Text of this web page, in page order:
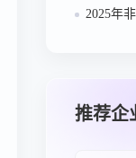
2025年非
推荐企